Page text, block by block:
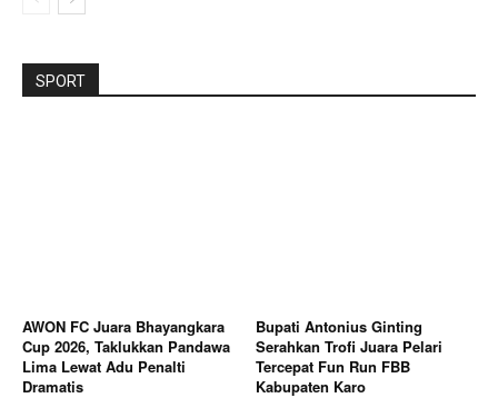
SPORT
AWON FC Juara Bhayangkara
Cup 2026, Taklukkan Pandawa
Lima Lewat Adu Penalti
Dramatis
Bupati Antonius Ginting
Serahkan Trofi Juara Pelari
Tercepat Fun Run FBB
Kabupaten Karo